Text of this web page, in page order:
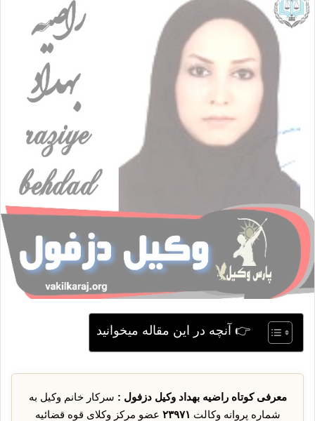
م
👉 آنچه در این مقاله میخوانید
معرفی کوتاه راضیه بهداد وکیل دزفول : سرکار خانم وکیل به
شماره پروانه وکالت ۲۳۹۷۱ عضو مرکز وکلای قوه قضائیه